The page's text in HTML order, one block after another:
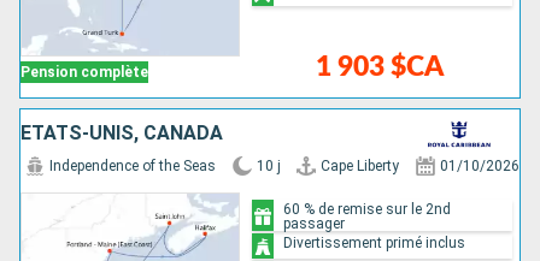
Pension complète 1 903 $CA
ÉTATS-UNIS, CANADA
Independence of the Seas 10 j Cape Liberty 01/10/2026
60 % de remise sur le 2nd
passager
Divertissement primé inclus